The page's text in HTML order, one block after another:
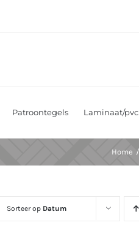
Patroontegels Laminaat/pvc
Home
Sorteer op Datum